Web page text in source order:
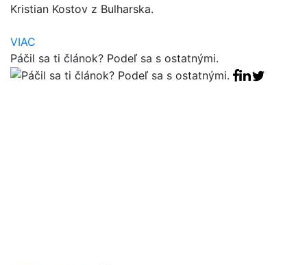
Kristian Kostov z Bulharska.
VIAC
Páčil sa ti článok? Podeľ sa s ostatnými.
Facebook
Linkedin
Tweet